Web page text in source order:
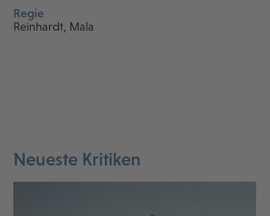
Regie
Reinhardt, Mala
Neueste Kritiken